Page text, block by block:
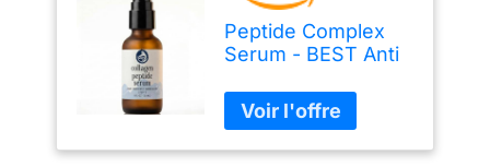
Peptide Complex
Serum - BEST Anti
Wrinkle Skin Care -
Advanced Delivery
- Facial Skin Care -